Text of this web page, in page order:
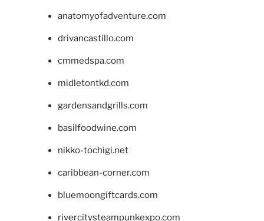
anatomyofadventure.com
drivancastillo.com
cmmedspa.com
midletontkd.com
gardensandgrills.com
basilfoodwine.com
nikko-tochigi.net
caribbean-corner.com
bluemoongiftcards.com
rivercitysteampunkexpo.com